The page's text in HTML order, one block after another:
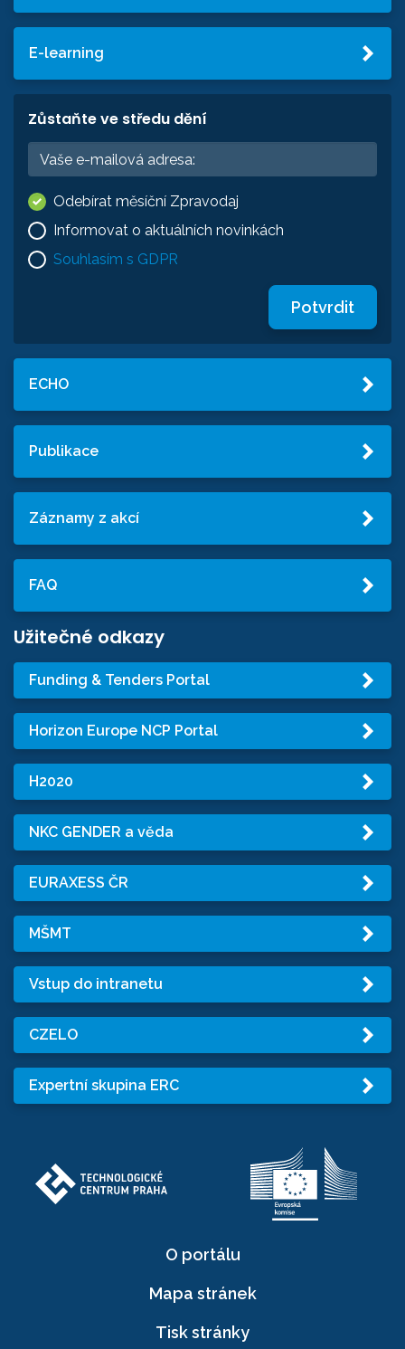
E-learning
Zůstaňte ve středu dění
Odebírat měsíční Zpravodaj
Informovat o aktuálních novinkách
Souhlasím s GDPR
Potvrdit
ECHO
Publikace
Záznamy z akcí
FAQ
Užitečné odkazy
Funding & Tenders Portal
Horizon Europe NCP Portal
H2020
NKC GENDER a věda
EURAXESS ČR
MŠMT
Vstup do intranetu
CZELO
Expertní skupina ERC
O portálu
Mapa stránek
Tisk stránky